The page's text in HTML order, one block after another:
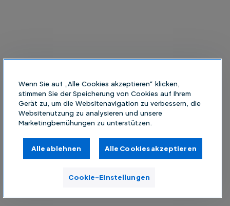
Wenn Sie auf „Alle Cookies akzeptieren“ klicken,
stimmen Sie der Speicherung von Cookies auf Ihrem
Gerät zu, um die Websitenavigation zu verbessern, die
Websitenutzung zu analysieren und unsere
Marketingbemühungen zu unterstützen.
Alle ablehnen Alle Cookies akzeptieren
Cookie-Einstellungen